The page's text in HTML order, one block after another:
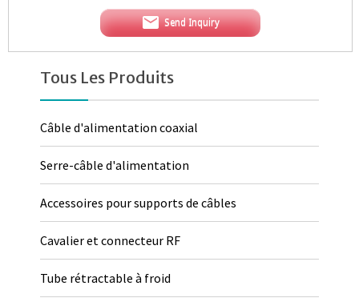
Send Inquiry
Tous Les Produits
Câble d'alimentation coaxial
Serre-câble d'alimentation
Accessoires pour supports de câbles
Cavalier et connecteur RF
Tube rétractable à froid